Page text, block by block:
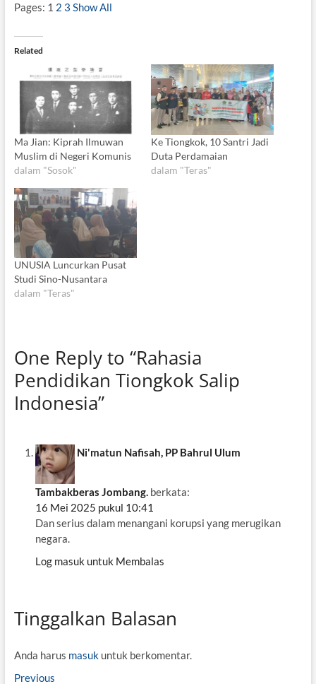
Pages: 1 2 3 Show All
Related
Ma Jian: Kiprah Ilmuwan
Muslim di Negeri Komunis
dalam "Sosok"
Ke Tiongkok, 10 Santri Jadi
Duta Perdamaian
dalam "Teras"
UNUSIA Luncurkan Pusat
Studi Sino-Nusantara
dalam "Teras"
One Reply to “Rahasia
Pendidikan Tiongkok Salip
Indonesia”
Ni'matun Nafisah, PP Bahrul Ulum
Tambakberas Jombang. berkata:
16 Mei 2025 pukul 10:41
Dan serius dalam menangani korupsi yang merugikan
negara.
Log masuk untuk Membalas
Tinggalkan Balasan
Anda harus masukuntuk berkomentar.
Previous